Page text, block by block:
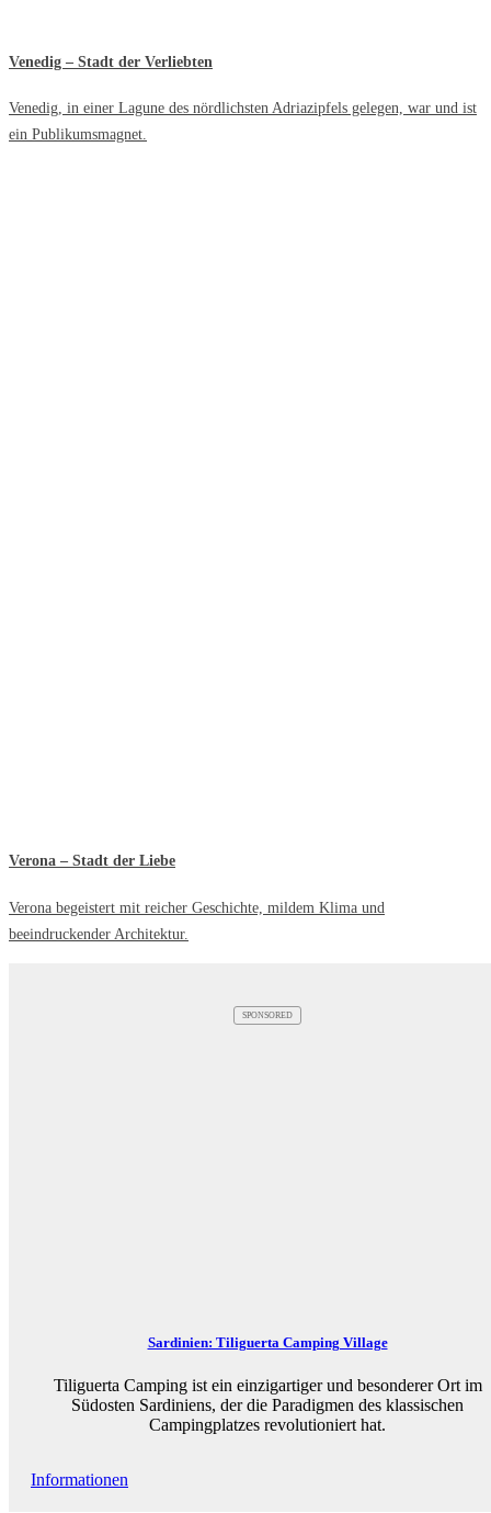
Venedig – Stadt der Verliebten
Venedig, in einer Lagune des nördlichsten Adriazipfels gelegen, war und ist
ein Publikumsmagnet.
Verona – Stadt der Liebe
Verona begeistert mit reicher Geschichte, mildem Klima und
beeindruckender Architektur.
SPONSORED
Sardinien: Tiliguerta Camping Village
Tiliguerta Camping ist ein einzigartiger und besonderer Ort im
Südosten Sardiniens, der die Paradigmen des klassischen
Campingplatzes revolutioniert hat.
Informationen